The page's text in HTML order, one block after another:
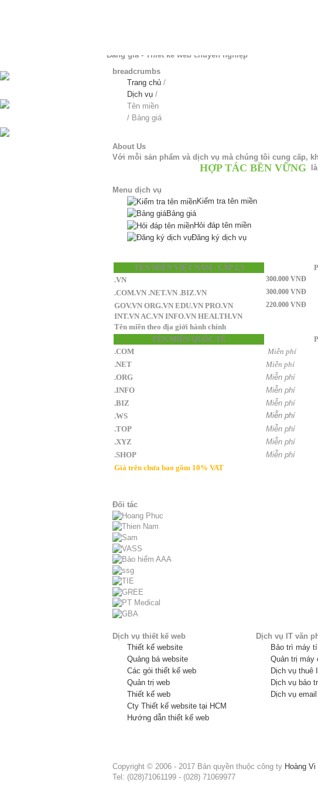
Bảng giá - Thiết kế web chuyên nghiệp
breadcrumbs
Trang chủ /
Dịch vụ /
Tên miền
/ Bảng giá
About Us
Với mỗi sản phẩm và dịch vụ mà chúng tôi cung cấp,
HỢP TÁC BỀN VỮNG
Menu dịch vụ
Kiểm tra tên miền
Bảng giá
Hỏi đáp tên miền
Đăng ký dịch vụ
TÊN MIỀN VIỆT NAM - CẤP 2,3
.VN
300.000 VNĐ
.COM.VN .NET.VN .BIZ.VN
300.000 VNĐ
GOV.VN ORG.VN EDU.VN PRO.VN
INT.VN AC.VN INFO.VN HEALTH.VN
Tên miền theo địa giới hành chính
220.000 VNĐ
TÊN MIỀN QUỐC TẾ
.COM
Miễn phí
.NET
Miễn phí
.ORG
Miễn phí
.INFO
Miễn phí
.BIZ
Miễn phí
.WS
Miễn phí
.TOP
Miễn phí
.XYZ
Miễn phí
.SHOP
Miễn phí
Giá trên chưa bao gồm 10% VAT
Đối tác
Dịch vụ thiết kế web
Thiết kế website
Quảng bá website
Các gói thiết kế web
Quản trị web
Thiết kế web
Cty Thiết kế website tại HCM
Hướng dẫn thiết kế web
Dịch vụ IT văn
Bảo trì máy
Quản trị máy
Dịch vụ thuê
Dịch vụ bảo
Dịch vụ email
Copyright © 2006 - 2017 Bản quyền thuộc công ty Hoàng Vi
Tel: (028)71061199 - (028) 71069977